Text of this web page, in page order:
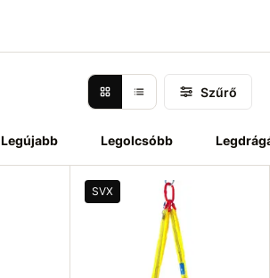
Legújabb Legolcsóbb
Szűrő
SVX